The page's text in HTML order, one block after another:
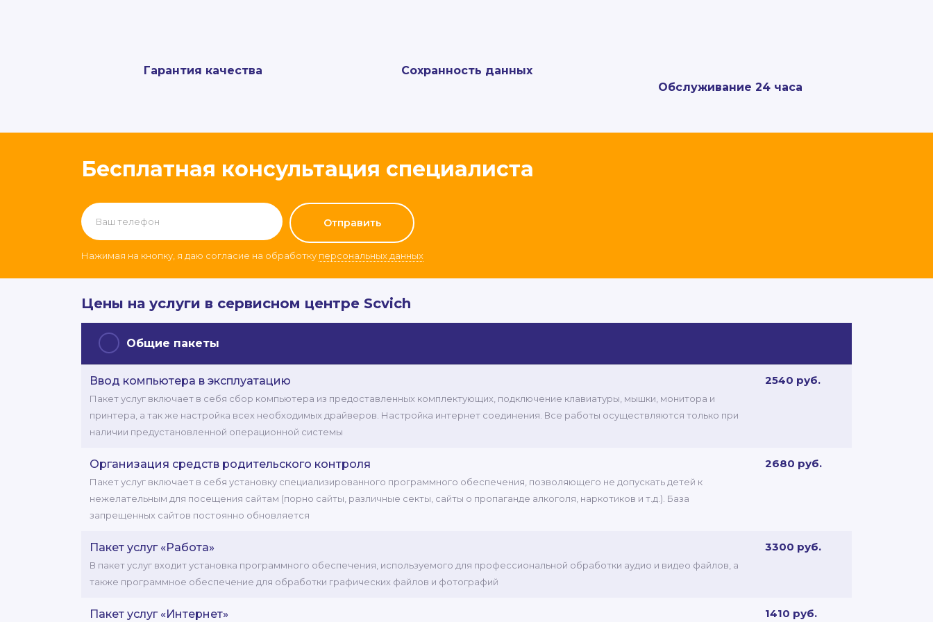
Гарантия качества
Сохранность данных
Обслуживание 24 часа
Бесплатная консультация специалиста
Нажимая на кнопку, я даю согласие на обработку персональных данных
Цены на услуги в сервисном центре Scvich
Общие пакеты
Ввод компьютера в эксплуатацию
Пакет услуг включает в себя сбор компьютера из предоставленных комплектующих, подключение клавиатуры, мышки, монитора и
принтера, а так же настройка всех необходимых драйверов. Настройка интернет соединения. Все работы осуществляются только при
наличии предустановленной операционной системы
2540 руб.
Организация средств родительского контроля
Пакет услуг включает в себя установку специализированного программного обеспечения, позволяющего не допускать детей к
нежелательным для посещения сайтам (порно сайты, различные секты, сайты о пропаганде алкоголя, наркотиков и т.д.). База
запрещенных сайтов постоянно обновляется
2680 руб.
Пакет услуг «Работа»
В пакет услуг входит установка программного обеспечения, используемого для профессиональной обработки аудио и видео файлов, а
также программное обеспечение для обработки графических файлов и фотографий
3300 руб.
Пакет услуг «Интернет» 1410 руб.